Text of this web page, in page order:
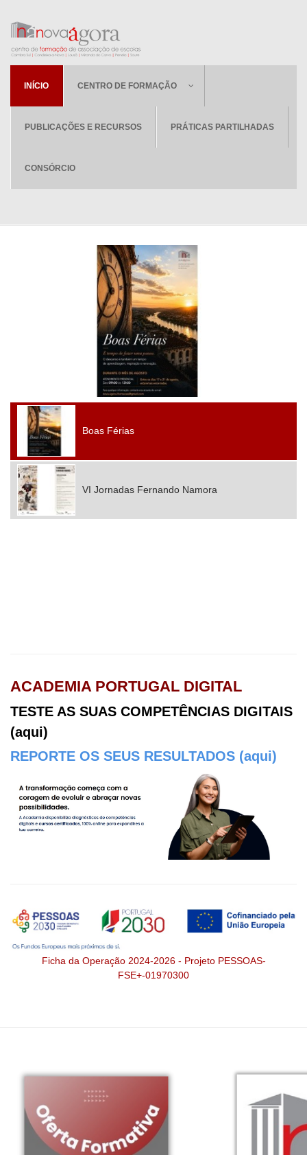
INÍCIO CENTRO DE FORMAÇÃO
PUBLICAÇÕES E RECURSOS PRÁTICAS PARTILHADAS
CONSÓRCIO
Boas Férias
VI Jornadas Fernando Namora
ACADEMIA PORTUGAL DIGITAL
TESTE AS SUAS COMPETÊNCIAS DIGITAIS
(aqui)
REPORTE OS SEUS RESULTADOS (aqui)
Ficha da Operação 2024-2026 - Projeto PESSOAS-
FSE+-01970300